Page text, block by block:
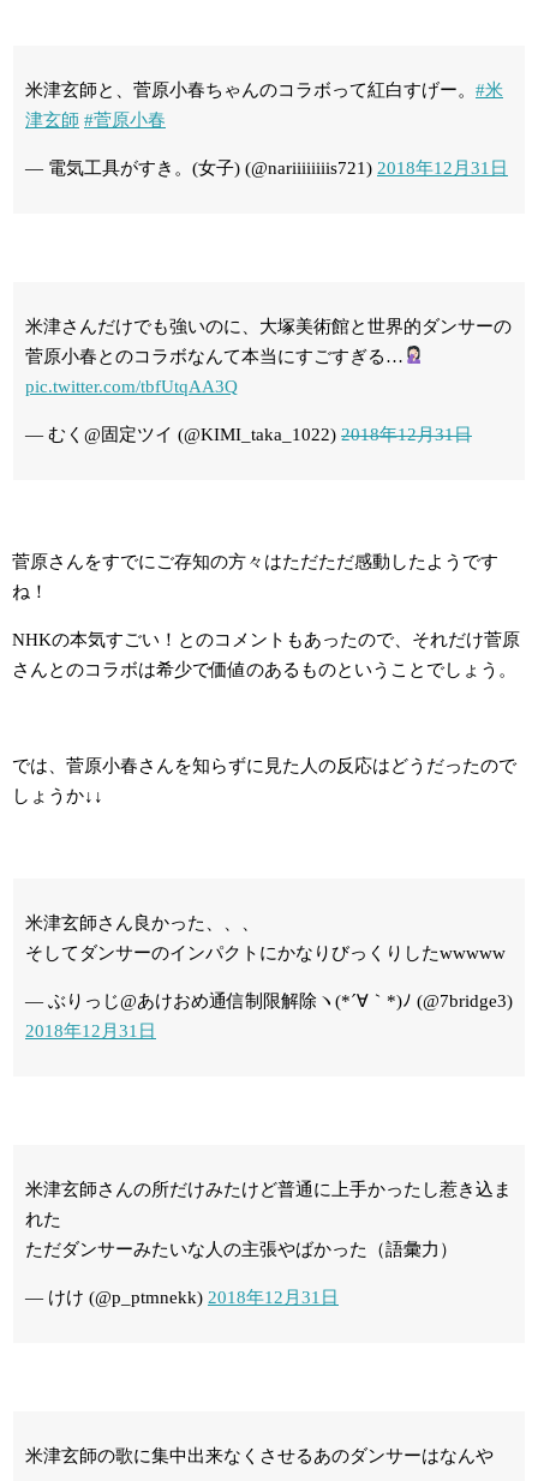
米津玄師と、菅原小春ちゃんのコラボって紅白すげー。 #米
津玄師 #菅原小春
— 電気工具がすき。(女子) (@nariiiiiiiis721) 2018年12月31日
米津さんだけでも強いのに、大塚美術館と世界的ダンサーの
菅原小春とのコラボなんて本当にすごすぎる…
pic.twitter.com/tbfUtqAA3Q
— むく@固定ツイ (@KIMI_taka_1022) 2018年12月31日
菅原さんをすでにご存知の方々はただただ感動したようです
ね！
NHKの本気すごい！とのコメントもあったので、それだけ菅原
さんとのコラボは希少で価値のあるものということでしょう。
では、菅原小春さんを知らずに見た人の反応はどうだったので
しょうか↓↓
米津玄師さん良かった、、、
そしてダンサーのインパクトにかなりびっくりしたwwwww
— ぶりっじ@あけおめ通信制限解除ヽ(*´∀｀*)ﾉ (@7bridge3)
2018年12月31日
米津玄師さんの所だけみたけど普通に上手かったし惹き込ま
れた
ただダンサーみたいな人の主張やばかった（語彙力）
— けけ (@p_ptmnekk) 2018年12月31日
米津玄師の歌に集中出来なくさせるあのダンサーはなんや